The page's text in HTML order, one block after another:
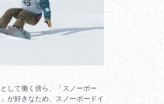
して働く傍ら、「スノーボー
が好きなため、スノーボードイ